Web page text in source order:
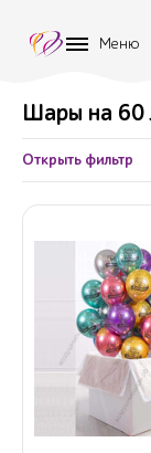
Меню
Шары на 60
Открыть фильтр